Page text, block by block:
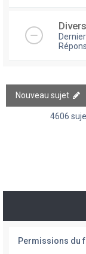
Nouveau sujet
4606
Permissions du